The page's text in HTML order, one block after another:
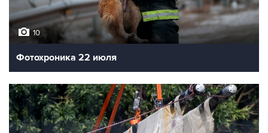
10
Фотохроника 22 июля